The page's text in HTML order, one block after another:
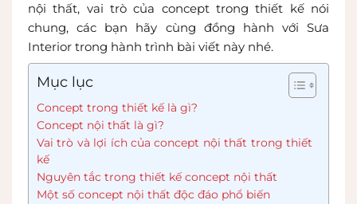
nội thất, vai trò của concept trong thiết kế nói
chung, các bạn hãy cùng đồng hành với Sưa
Interior trong hành trình bài viết này nhé.
Mục lục
Concept trong thiết kế là gì?
Concept nội thất là gì?
Vai trò và lợi ích của concept nội thất trong thiết
kế
Nguyên tắc trong thiết kế concept nội thất
Một số concept nội thất độc đáo phổ biến